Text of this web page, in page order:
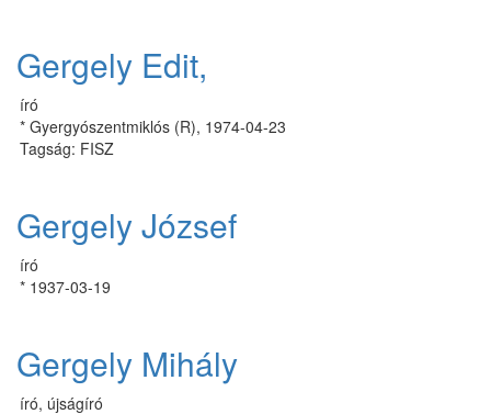
Gergely Edit,
író
* Gyergyószentmiklós (R), 1974-04-23
Tagság: FISZ
Gergely József
író
* 1937-03-19
Gergely Mihály
író, újságíró